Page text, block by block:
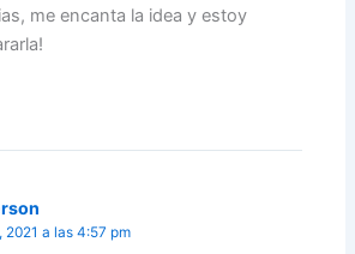
me encanta la idea y estoy
2021 a las 4:57 pm